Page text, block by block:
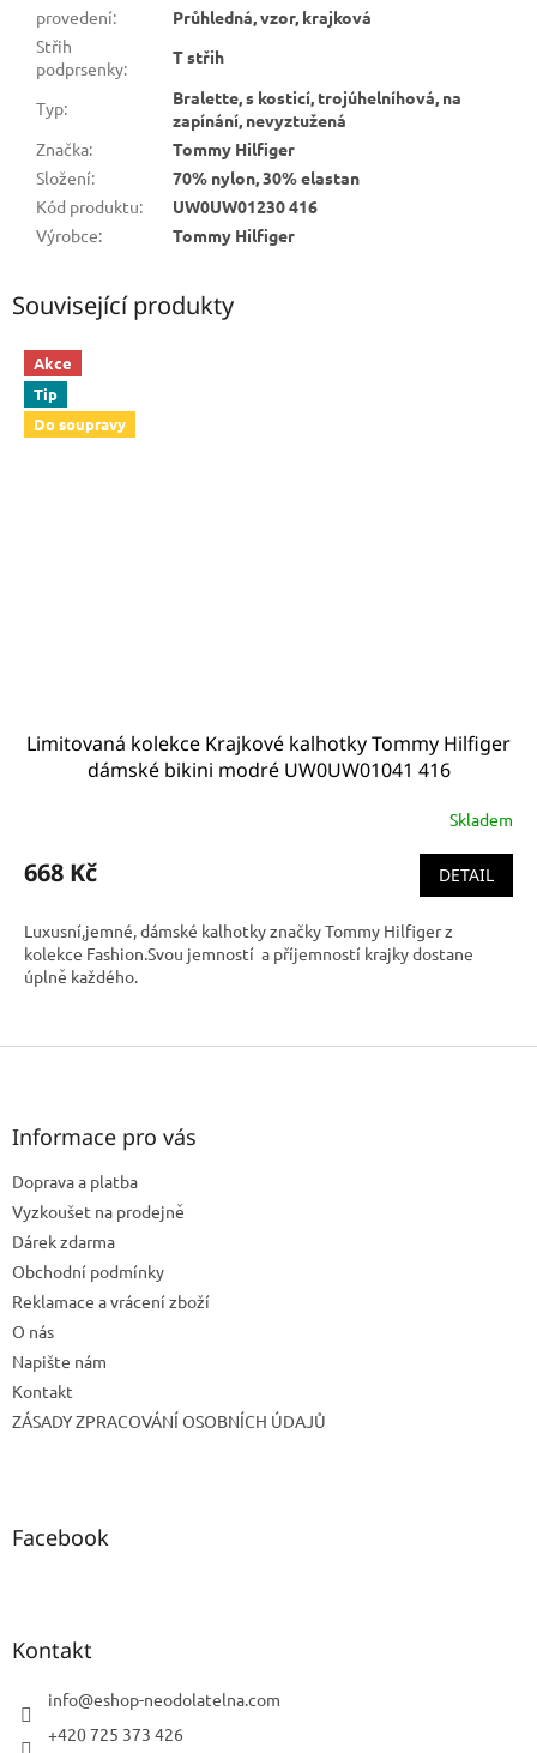
provedení:
Průhledná, vzor, krajková
Střih
podprsenky:
T střih
Typ:
Bralette, s kosticí, trojúhelníhová, na
zapínání, nevyztužená
Značka:
Tommy Hilfiger
Složení:
70% nylon, 30% elastan
Kód produktu:
UW0UW01230 416
Výrobce: Tommy Hilfiger
Související produkty
Akce
Tip
Do soupravy
Limitovaná kolekce Krajkové kalhotky Tommy Hilfiger
dámské bikini modré UW0UW01041 416
Skladem
668 Kč DETAIL
Luxusní,jemné, dámské kalhotky značky Tommy Hilfiger z
kolekce Fashion.Svou jemností a příjemností krajky dostane
úplně každého.
Z
Informace pro vás
Doprava a platba
Vyzkoušet na prodejně
Dárek zdarma
Obchodní podmínky
Reklamace a vrácení zboží
O nás
Napište nám
Kontakt
ZÁSADY ZPRACOVÁNÍ OSOBNÍCH ÚDAJŮ
Facebook
Kontakt
info@eshop-neodolatelna.com
+420 725 373 426